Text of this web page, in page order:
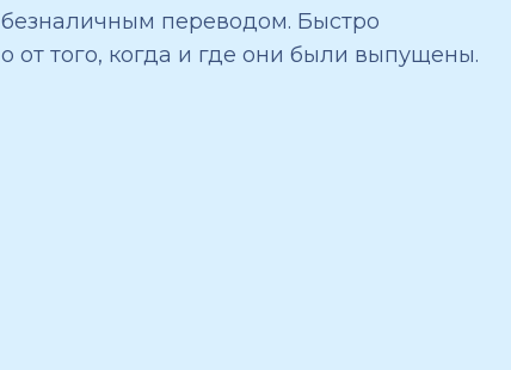
переводом. Быстро
того, когда и где они были выпущены.